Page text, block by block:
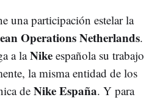
una participación estelar la
Operations Netherlands.
a laNike española su trabajo
la misma entidad de los
de Nike España. Y para